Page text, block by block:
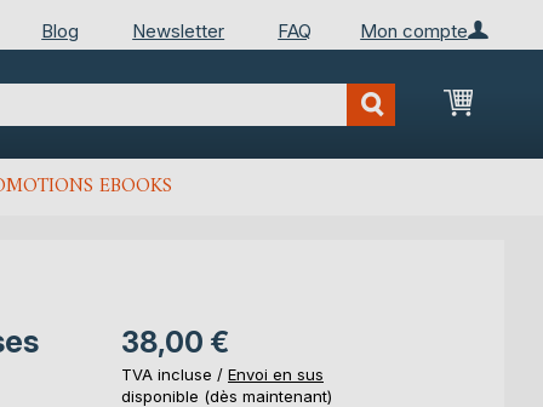
Mon compte
Blog Newsletter FAQ
Mon
EBOOKS
38,00 €
TVA incluse / Envoi en sus
disponible (dès maintenant)